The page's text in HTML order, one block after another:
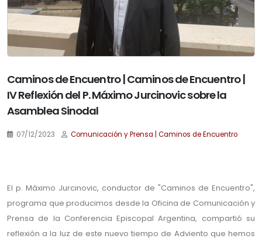
Caminos de Encuentro | Caminos de Encuentro |
IV Reflexión del P. Máximo Jurcinovic sobre la
Asamblea Sinodal
07/12/2023 Comunicación y Prensa | Caminos de Encuentro
El p. Máximo Jurcinovic, conductor de "Caminos de Encuentro",
programa que producimos desde la Oficina de Comunicación y
Prensa de la Conferencia Episcopal Argentina, compartió su
reflexión a la luz de este nuevo tiempo de Adviento que hemos